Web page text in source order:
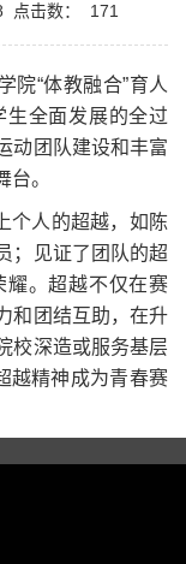
点击数： 171
院“体教融合”育人
全面发展的全过
动团队建设和丰富
。
个人的超越，如陈
；见证了团队的超
耀。超越不仅在赛
和团结互助，在升
校深造或服务基层
越精神成为青春赛